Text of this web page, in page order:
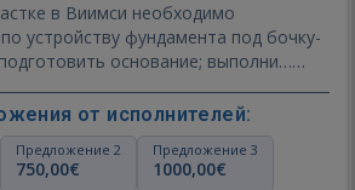
в Виимси необходимо
устройству фундамента под бочку-
основание; выполни…
от исполнителей:
Предложение 2
750,00€
Предложение 3
1000,00€